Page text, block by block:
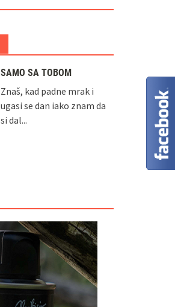
SAMO SA TOBOM
Znaš, kad padne mrak i
ugasi se dan iako znam da
si dal...